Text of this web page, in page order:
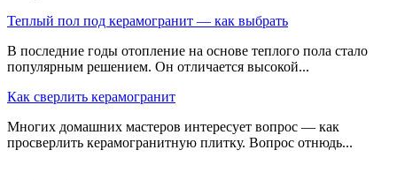
Теплый пол под керамогранит — как выбрать
В последние годы отопление на основе теплого пола стало
популярным решением. Он отличается высокой...
Как сверлить керамогранит
Многих домашних мастеров интересует вопрос — как
просверлить керамогранитную плитку. Вопрос отнюдь...